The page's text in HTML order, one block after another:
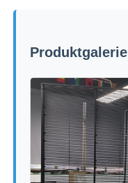
Produktgalerie